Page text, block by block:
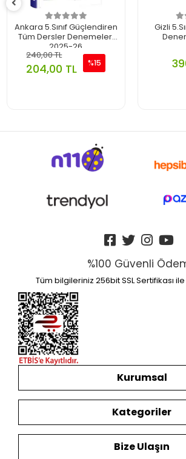
Ankara 5.Sınıf Güçlendiren
Tüm Dersler Denemeleri
2025-26
240,00 TL
204,00 TL %15
Gizli
%100 Güvenli
Tüm bilgileriniz 256bit SSL Sertifikası
Kurumsal
Kategoriler
Bize Ulaşın